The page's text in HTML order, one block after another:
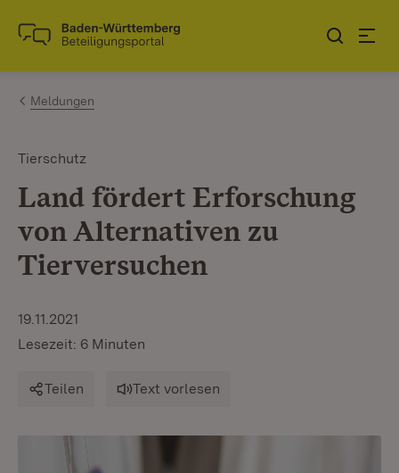
Zum Inhalt springen
Link zur Startseite
Meldungen
Tierschutz
Land fördert Erforschung
von Alternativen zu
Tierversuchen
19.11.2021
Lesezeit: 6 Minuten
Teilen Text vorlesen